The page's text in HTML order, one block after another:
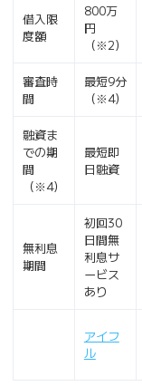
借入限
度額
800万
円
（※2）
審査時
間
最短9分
（※4）
融資ま
での期
間
（※4）
最短即
日融資
無利息
期間
初回30
日間無
利息サ
ービス
あり
アイフ
ル